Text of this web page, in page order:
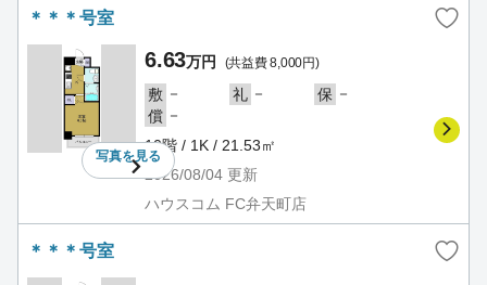
＊＊＊号室
写真を見る
6.63万円 (共益費 8,000円)
敷 － 礼 － 保 －
償 －
10階 / 1K / 21.53㎡
2026/08/04 更新
ハウスコム FC弁天町店
＊＊＊号室